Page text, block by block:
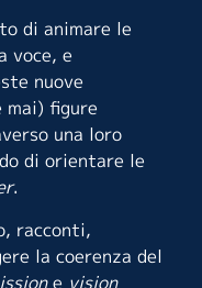
di animare le
voce, e
nuove
figure
una loro
di orientare le
.
racconti,
la coerenza del
e vision